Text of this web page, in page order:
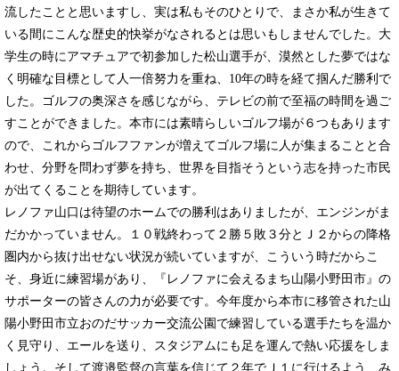
流したことと思いますし、実は私もそのひとりで、まさか私が生きて
いる間にこんな歴史的快挙がなされるとは思いもしませんでした。大
学生の時にアマチュアで初参加した松山選手が、漠然とした夢ではな
く明確な目標として人一倍努力を重ね、10年の時を経て掴んだ勝利で
した。ゴルフの奥深さを感じながら、テレビの前で至福の時間を過ご
すことができました。本市には素晴らしいゴルフ場が６つもあります
ので、これからゴルフファンが増えてゴルフ場に人が集まることと合
わせ、分野を問わず夢を持ち、世界を目指そうという志を持った市民
が出てくることを期待しています。
レノファ山口は待望のホームでの勝利はありましたが、エンジンがま
だかかっていません。１０戦終わって２勝５敗３分とＪ２からの降格
圏内から抜け出せない状況が続いていますが、こういう時だからこ
そ、身近に練習場があり、『レノファに会えるまち山陽小野田市』の
サポーターの皆さんの力が必要です。今年度から本市に移管された山
陽小野田市立おのだサッカー交流公園で練習している選手たちを温か
く見守り、エールを送り、スタジアムにも足を運んで熱い応援をしま
しょう。そして渡邉監督の言葉を信じて２年でＪ１に行けるよう、み